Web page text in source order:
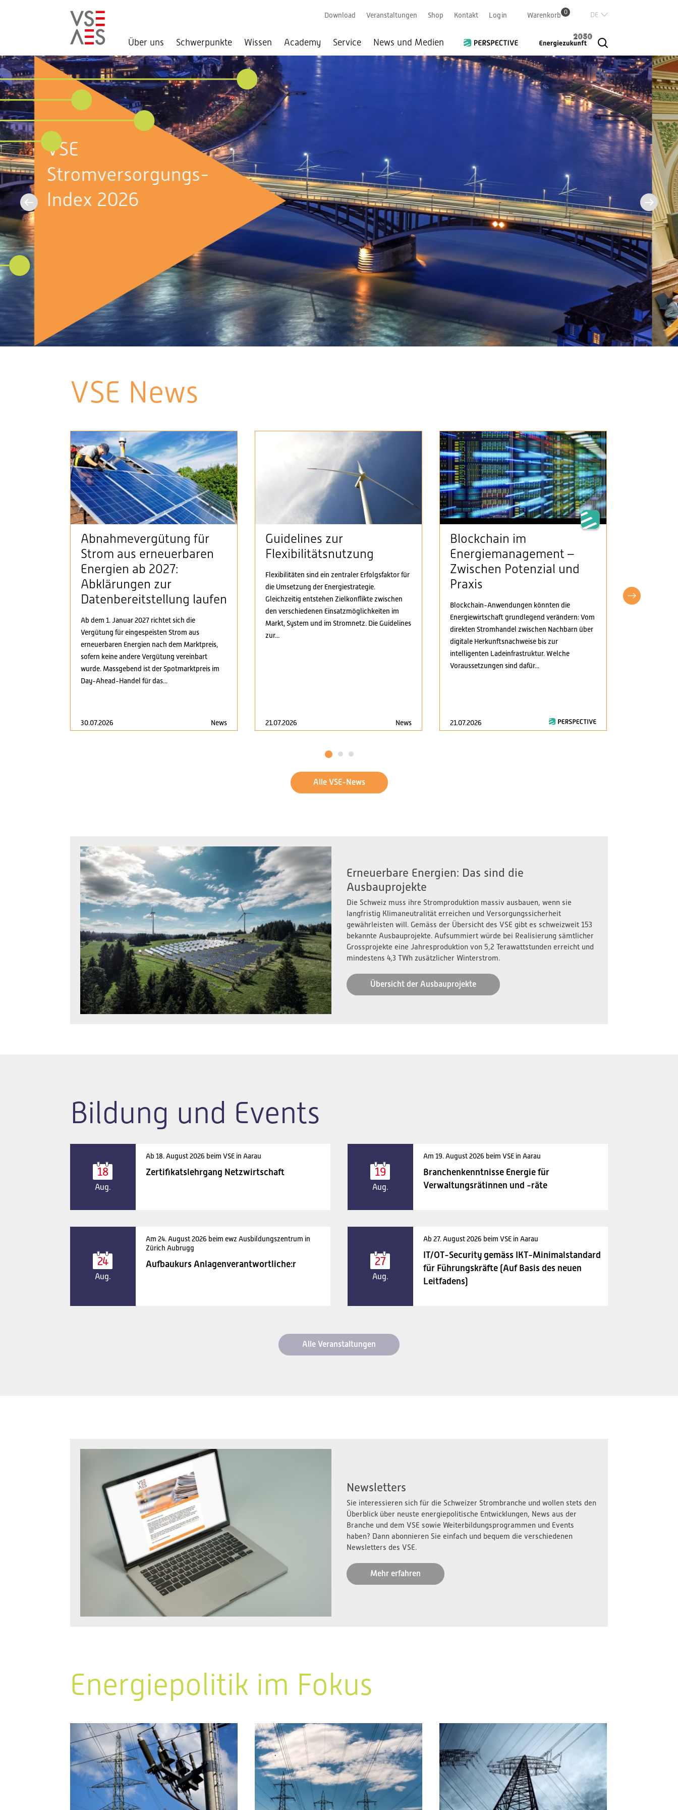
Direkt
zum
Inhalt
Über uns Schwerpunkte Wissen Academy Service News und Medien
Download Veranstaltungen Shop Kontakt Login Warenkorb 0
Aktuell im
Bundeshaus:
Sommersession 2026
VSE News
Abnahmevergütung für
Strom aus erneuerbaren
Energien ab 2027:
Abklärungen zur
Datenbereitstellung laufen
Ab dem 1. Januar 2027 richtet sich die
Vergütung für eingespeisten Strom aus
erneuerbaren Energien nach dem Marktpreis,
sofern keine andere Vergütung vereinbart
wurde. Massgebend ist der Spotmarktpreis im
Day-Ahead-Handel für das...
30.07.2026 News
Guidelines zur
Flexibilitätsnutzung
Flexibilitäten sind ein zentraler Erfolgsfaktor für
die Umsetzung der Energiestrategie.
Gleichzeitig entstehen Zielkonflikte zwischen
den verschiedenen Einsatzmöglichkeiten im
Markt, System und im Stromnetz. Die Guidelines
zur...
21.07.2026 News
Blockchain im
Energiemanagement –
Zwischen Potenzial und
Praxis
Blockchain-Anwendungen könnten die
Energiewirtschaft grundlegend verändern: Vom
direkten Stromhandel zwischen Nachbarn über
digitale Herkunftsnachweise bis zur
intelligenten Ladeinfrastruktur. Welche
Voraussetzungen sind dafür...
21.07.2026
fordert
1 2 3
Alle VSE-News
Erneuerbare Energien: Das sind die
Ausbauprojekte
Die Schweiz muss ihre Stromproduktion massiv ausbauen, wenn sie
langfristig Klimaneutralität erreichen und Versorgungssicherheit
gewährleisten will. Gemäss der Übersicht des VSE gibt es schweizweit 153
bekannte Ausbauprojekte. Aufsummiert würde bei Realisierung sämtlicher
Grossprojekte eine Jahresproduktion von 5,2 Terawattstunden erreicht und
mindestens 4,3 TWh zusätzlicher Winterstrom.
Übersicht der Ausbauprojekte
Bildung und Events
18
Aug.
Ab 18. August 2026 beim VSE in Aarau
Zertifikatslehrgang Netzwirtschaft 19
Aug.
Am 19. August 2026 beim VSE in Aarau
Branchenkenntnisse Energie für
Verwaltungsrätinnen und -räte
24
Aug.
Am 24. August 2026 beim ewz Ausbildungszentrum in
Zürich Aubrugg
Aufbaukurs Anlagenverantwortliche:r 27
Aug.
Ab 27. August 2026 beim VSE in Aarau
IT/OT-Security gemäss IKT-Minimalstandard
für Führungskräfte (Auf Basis des neuen
Leitfadens)
Alle Veranstaltungen
Newsletters
Sie interessieren sich für die Schweizer Strombranche und wollen stets den
Überblick über neuste energiepolitische Entwicklungen, News aus der
Branche und dem VSE sowie Weiterbildungsprogrammen und Events
haben? Dann abonnieren Sie einfach und bequem die verschiedenen
Newsletters des VSE.
Mehr erfahren
Energiepolitik im Fokus